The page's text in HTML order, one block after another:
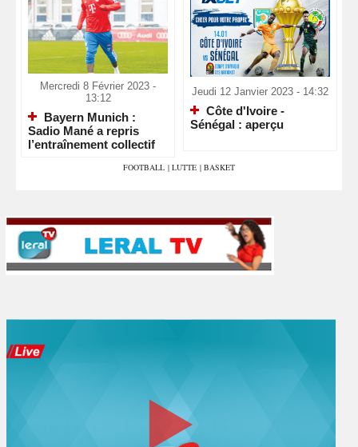
Mercredi 8 Février 2023 -
13:12
Bayern Munich :
Sadio Mané a repris
l’entraînement collectif
Jeudi 12 Janvier 2023 - 14:32
Côte d'Ivoire -
Sénégal : aperçu
FOOTBALL | LUTTE | BASKET